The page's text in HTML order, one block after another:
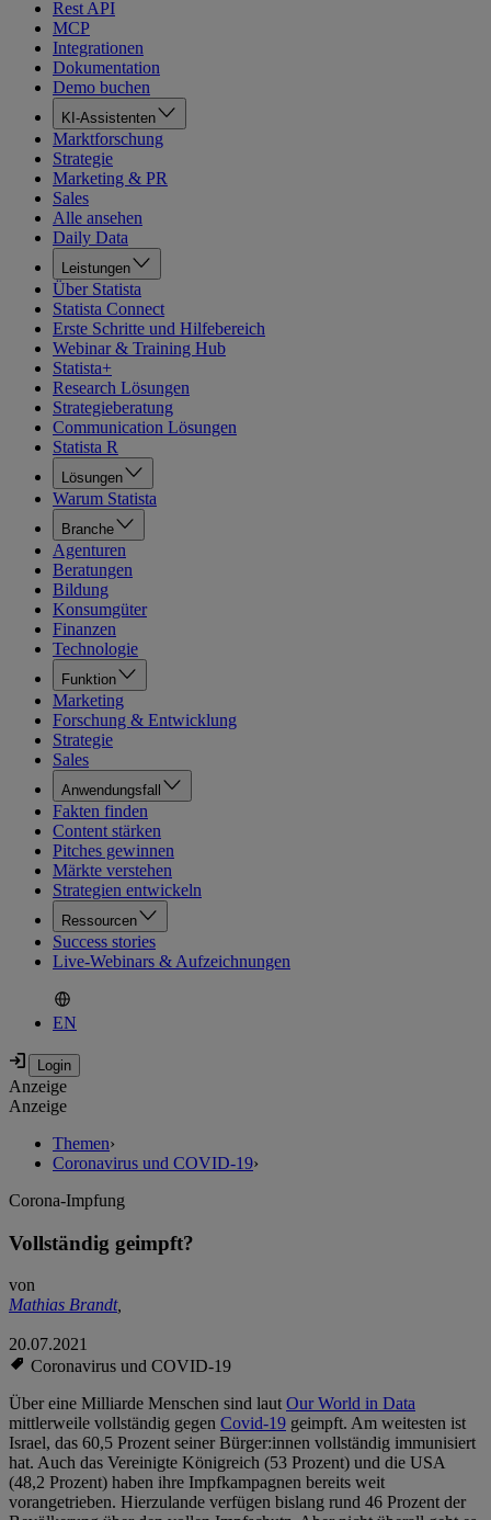
Rest API
MCP
Integrationen
Dokumentation
Demo buchen
KI-Assistenten
Marktforschung
Strategie
Marketing & PR
Sales
Alle ansehen
Daily Data
Leistungen
Über Statista
Statista Connect
Erste Schritte und Hilfebereich
Webinar & Training Hub
Statista+
Research Lösungen
Strategieberatung
Communication Lösungen
Statista R
Lösungen
Warum Statista
Branche
Agenturen
Beratungen
Bildung
Konsumgüter
Finanzen
Technologie
Funktion
Marketing
Forschung & Entwicklung
Strategie
Sales
Anwendungsfall
Fakten finden
Content stärken
Pitches gewinnen
Märkte verstehen
Strategien entwickeln
Ressourcen
Success stories
Live-Webinars & Aufzeichnungen
EN
Anzeige
Anzeige
Themen›
Coronavirus und COVID-19›
Corona-Impfung
Vollständig geimpft?
von
Mathias Brandt,
20.07.2021
Coronavirus und COVID-19
Über eine Milliarde Menschen sind lautOur World in Data
mittlerweile vollständig gegen Covid-19 geimpft. Am weitesten ist
Israel, das 60,5 Prozent seiner Bürger:innen vollständig immunisiert
hat. Auch das Vereinigte Königreich (53 Prozent) und die USA
(48,2 Prozent) haben ihre Impfkampagnen bereits weit
vorangetrieben. Hierzulande verfügen bislang rund 46 Prozent der